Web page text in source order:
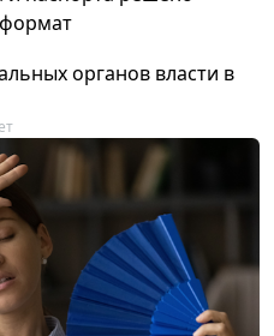
органов власти в